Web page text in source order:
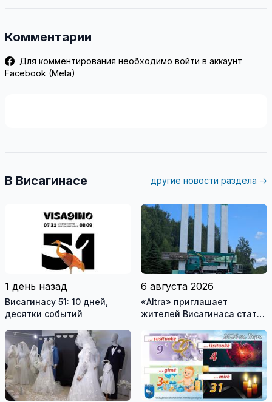
Комментарии
Для комментирования необходимо войти в аккаунт
Facebook (Meta)
В Висагинасе другие новости раздела →
1 день назад
Висагинасу 51: 10 дней,
десятки событий
6 августа 2026
«Altra» приглашает
жителей Висагинаса стать
обновлённой стелы